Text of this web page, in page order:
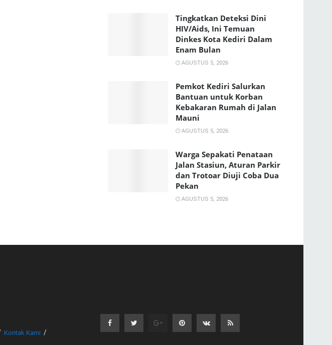
Tingkatkan Deteksi Dini
HIV/Aids, Ini Temuan
Dinkes Kota Kediri Dalam
Enam Bulan
AGUSTUS 5, 2026
Pemkot Kediri Salurkan
Bantuan untuk Korban
Kebakaran Rumah di Jalan
Mauni
AGUSTUS 5, 2026
Warga Sepakati Penataan
Jalan Stasiun, Aturan Parkir
dan Trotoar Diuji Coba Dua
Pekan
AGUSTUS 5, 2026
Kontak Kami